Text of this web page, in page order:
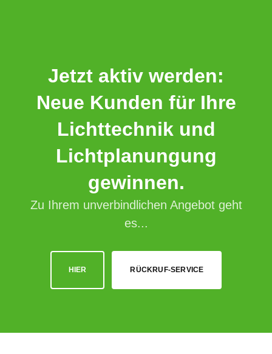
Jetzt aktiv werden:
Neue Kunden für Ihre
Lichttechnik und
Lichtplanungung
gewinnen.
Zu Ihrem unverbindlichen Angebot geht
es...
HIER RÜCKRUF-SERVICE